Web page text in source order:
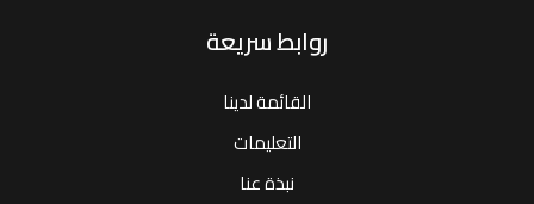
روابط سريعة
القائمة لدينا
التعليمات
نبذة عنا